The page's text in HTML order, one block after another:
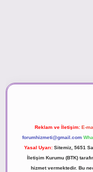
Reklam ve İletişim: E-
forumhizmeti@gmail.com
Yasal Uyarı: Sitemiz, 5651
İletişim Kurumu (BTK)
hizmet vermektedir. Bu